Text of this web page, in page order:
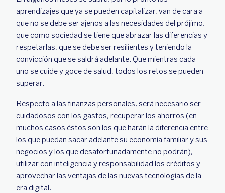
aprendizajes que ya se pueden capitalizar, van de cara a
que no se debe ser ajenos a las necesidades del prójimo,
que como sociedad se tiene que abrazar las diferencias y
respetarlas, que se debe ser resilientes y teniendo la
convicción que se saldrá adelante. Que mientras cada
uno se cuide y goce de salud, todos los retos se pueden
superar.
Respecto a las finanzas personales, será necesario ser
cuidadosos con los gastos, recuperar los ahorros (en
muchos casos éstos son los que harán la diferencia entre
los que puedan sacar adelante su economía familiar y sus
negocios y los que desafortunadamente no podrán),
utilizar con inteligencia y responsabilidad los créditos y
aprovechar las ventajas de las nuevas tecnologías de la
era digital.